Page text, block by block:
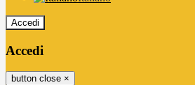
Accedi
Accedi
button close ×